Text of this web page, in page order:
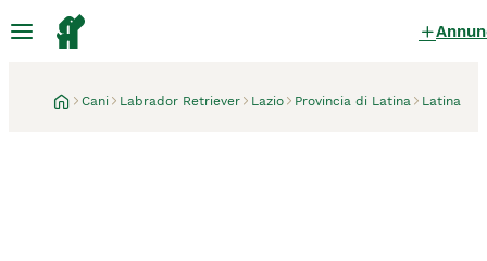
Cani Labrador Retriever Lazio Provincia di Latina Latina